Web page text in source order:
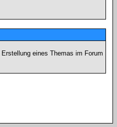
eines Themas im Forum